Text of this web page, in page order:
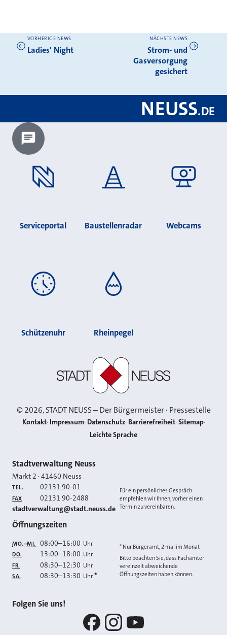
Weitere News
VORHERIGE NEWS
Ladies' Night
NÄCHSTE NEWS
Strom- und
Gasversorgung
gesichert
NEUSS.DE
Chatbot laden?
Serviceportal Baustellenradar Webcams
Schützenuhr Rheinpegel
©2026, STADT NEUSS – Der Bürgermeister · Pressestelle
Kontakt Impressum Datenschutz Barrierefreiheit Sitemap
Leichte Sprache
Kontakt
Stadtverwaltung Neuss
Markt 2 ·41460 Neuss
TEL. 02131 90-01
FAX 02131 90-2488
E-MAIL
stadtverwaltung@stadt.neuss.de
Für ein persönliches Gespräch
empfehlen wir Ihnen, vorher einen
Termin zu vereinbaren.
Öffnungszeiten
MO.–MI. 08:00–16:00 Uhr
DO. 13:00–18:00 Uhr
FR. 08:30–12:30 Uhr
SA. 08:30–13:30 Uhr *
* Nur Bürgeramt, 2 mal im Monat
Bitte beachten Sie, dass Fachämter
vereinzelt abweichende
Öffnungszeiten haben können.
Folgen Sie uns!